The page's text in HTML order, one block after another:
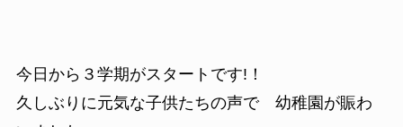
今日から３学期がスタートです!！
久しぶりに元気な子供たちの声で 幼稚園が賑わ